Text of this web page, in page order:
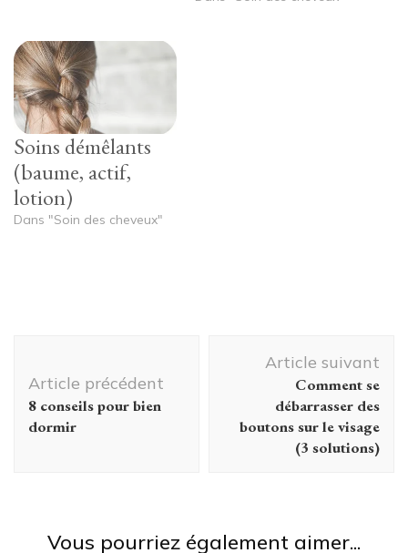
Soins démêlants
(baume, actif,
lotion)
Dans "Soin des cheveux"
d'article
Article précédent
8 conseils pour bien
dormir
Article suivant
Comment se
débarrasser des
boutons sur le visage
(3 solutions)
Vous pourriez également aimer...